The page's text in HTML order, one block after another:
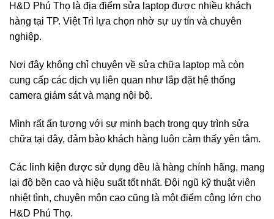
H&D Phú Thọ là địa điểm sửa laptop được nhiều khách
hàng tại TP. Việt Trì lựa chọn nhờ sự uy tín và chuyên
nghiệp.
Nơi đây không chỉ chuyên về sửa chữa laptop mà còn
cung cấp các dịch vụ liên quan như lắp đặt hệ thống
camera giám sát và mạng nội bộ.
Mình rất ấn tượng với sự minh bạch trong quy trình sửa
chữa tại đây, đảm bảo khách hàng luôn cảm thấy yên tâm.
Các linh kiện được sử dụng đều là hàng chính hãng, mang
lại độ bền cao và hiệu suất tốt nhất. Đội ngũ kỹ thuật viên
nhiệt tình, chuyên môn cao cũng là một điểm cộng lớn cho
H&D Phú Thọ.